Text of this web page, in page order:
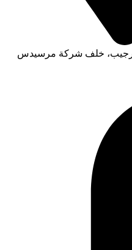
الرجيب، خلف شركة مرسيدس